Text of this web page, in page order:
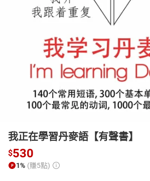
日本購物 電子/紙本書
HOT
我正在學習丹麥語【有聲書】
$530
1% (賺5點)